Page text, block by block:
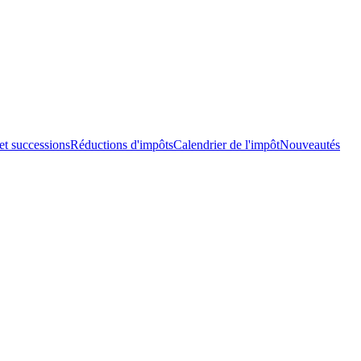
successionsRéductions d'impôtsCalendrier de l'impôtNouveautés